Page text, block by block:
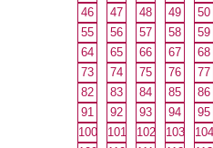
46
47 48 49 50
55
56 57 58 59
64
65 66 67 68
73
74 75 76 77
82
83 84 85 86
91
92 93 94 95
100
101 102 103 104